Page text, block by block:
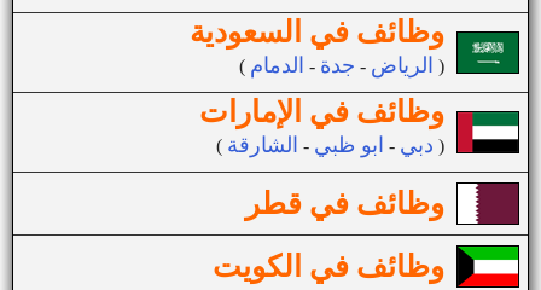
وظائف في السعودية
( الرياض - جدة - الدمام )
وظائف في الإمارات
( دبي - ابو ظبي - الشارقة )
وظائف في قطر
وظائف في الكويت